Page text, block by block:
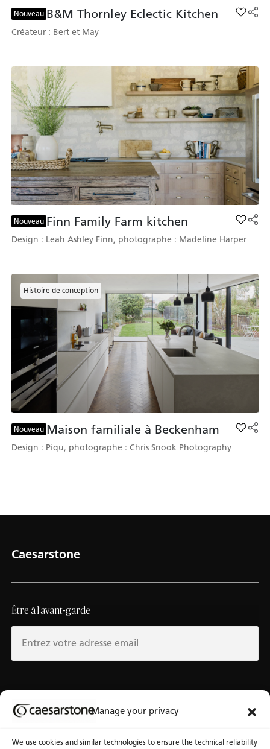
Manage your privacy
We use cookies and similar technologies to ensure the technical reliability
Nouveau B&M Thornley Eclectic Kitchen Add
Créateur : Bert et May
Nouveau Finn Family Farm kitchen Add
Design : Leah Ashley Finn, photographe : Madeline Harper
Histoire de conception
Nouveau Maison familiale à Beckenham Add
Design : Piqu, photographe : Chris Snook Photography
Caesarstone
Être à l’avant-garde
Pourquoi Caesarstone Communiquez avec nous